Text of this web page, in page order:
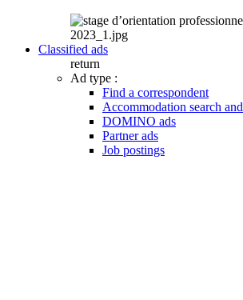
Classified ads
return
Ad type :
Find a correspondent
Accommodation search
DOMINO ads
Partner ads
Job postings